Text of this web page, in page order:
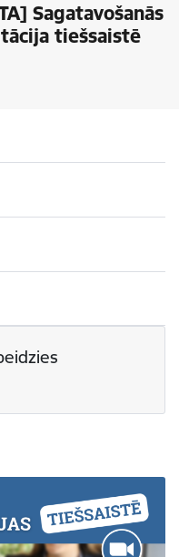
Sagatavošanās
tiešsaistē